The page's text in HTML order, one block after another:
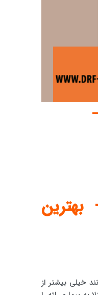
خیلی بیشتر از